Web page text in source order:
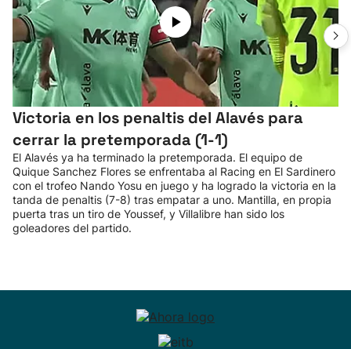
Victoria en los penaltis del Alavés para
cerrar la pretemporada (1-1)
El Alavés ya ha terminado la pretemporada. El equipo de
Quique Sanchez Flores se enfrentaba al Racing en El Sardinero
con el trofeo Nando Yosu en juego y ha logrado la victoria en la
tanda de penaltis (7-8) tras empatar a uno. Mantilla, en propia
puerta tras un tiro de Youssef, y Villalibre han sido los
goleadores del partido.